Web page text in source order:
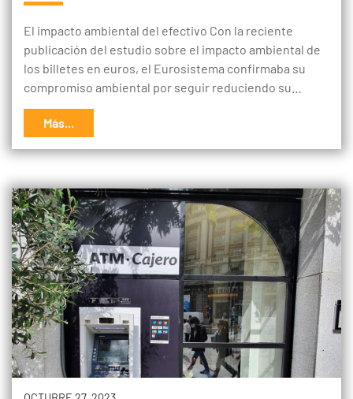
El impacto ambiental del efectivo Con la reciente
publicación del estudio sobre el impacto ambiental de
los billetes en euros, el Eurosistema confirmaba su
compromiso ambiental por seguir reduciendo su…
Más...